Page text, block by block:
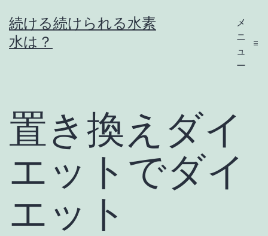
ン
テ
続ける続けられる水素
水は？
メ
ニ
ュ
ー
置き換えダイ
エットでダイ
エット